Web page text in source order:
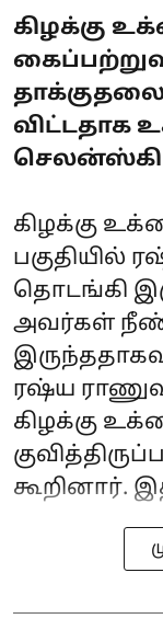
கிழக்கு
விட்டதாக
செலன்ஸ்கி
கிழக்கு
பகுதியில்
தொடங்கி
அவர்கள்
ரஷ்ய
கிழக்கு
கூறினார்.